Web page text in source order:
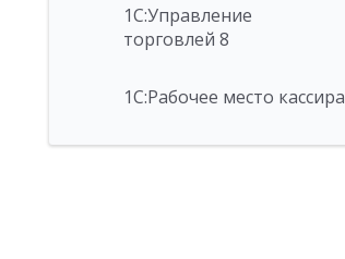
1С:Управление
торговлей 8
1С:Рабочее место кассира